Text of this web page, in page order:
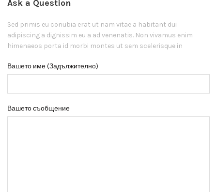
Ask a Question
Sed primis eu conubia erat ut nam vitae a habitant dui
adipiscing a dignissim eu a ad venenatis. Non vivamus enim
himenaeos porta id morbi montes ut sem scelerisque in
Вашето име (Задължително)
Вашето съобщение